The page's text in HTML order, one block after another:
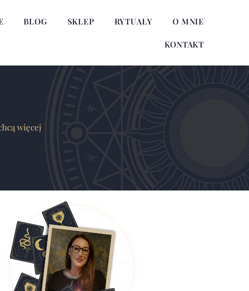
BLOG SKLEP RYTUAŁY O MNIE
KONTAKT
więcej